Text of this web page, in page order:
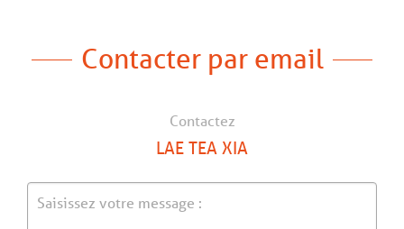
Contacter par email
Contactez
LAE TEA XIA